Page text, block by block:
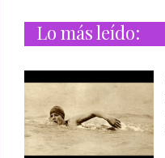
Lo más leído: